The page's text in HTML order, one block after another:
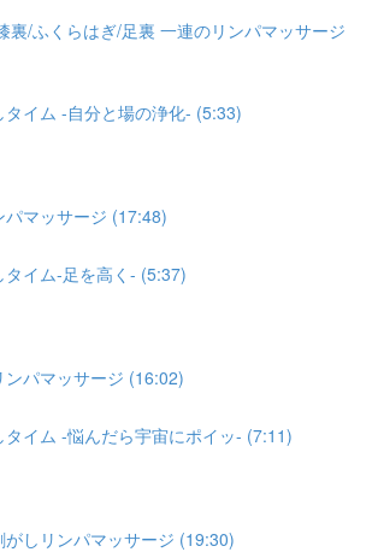
裏/ふくらはぎ/足裏 一連のリンパマッサージ
タイム -自分と場の浄化- (5:33)
パマッサージ (17:48)
タイム-足を高く- (5:37)
ンパマッサージ (16:02)
タイム -悩んだら宇宙にポイッ- (7:11)
がしリンパマッサージ (19:30)